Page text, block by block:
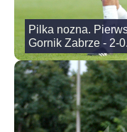
Pilka nozna.
Gornik Zabrze - 2-